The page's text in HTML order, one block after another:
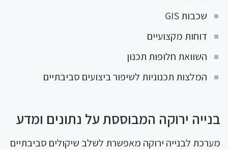
שכבות GIS
דוחות מקצועיים
השוואת חלופות תכנון
המלצות תכנוניות לשיפור ביצועים סביבתיים
בנייה ירוקה המבוססת על נתונים ומדע
מערכת לבנייה ירוקה מאפשרת לשלב שיקולים סביבתיים